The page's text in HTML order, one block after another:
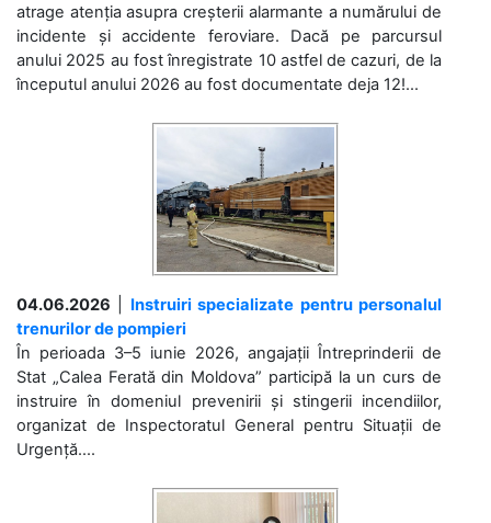
atrage atenția asupra creșterii alarmante a numărului de
incidente și accidente feroviare. Dacă pe parcursul
anului 2025 au fost înregistrate 10 astfel de cazuri, de la
începutul anului 2026 au fost documentate deja 12!...
04.06.2026
Instruiri specializate pentru personalul
trenurilor de pompieri
În perioada 3–5 iunie 2026, angajații Întreprinderii de
Stat „Calea Ferată din Moldova” participă la un curs de
instruire în domeniul prevenirii și stingerii incendiilor,
organizat de Inspectoratul General pentru Situații de
Urgență....